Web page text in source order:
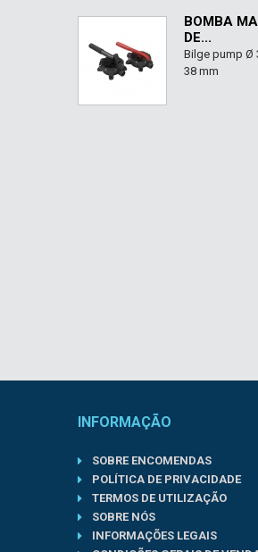
BOMBA
DE...
Bilge pump Ø
38 mm
INFORMAÇÃO
SOBRE ENCOMENDAS
POLÍTICA DE PRIVACIDADE
TERMOS DE UTILIZAÇÃO
SOBRE NÓS
INFORMAÇÕES LEGAIS